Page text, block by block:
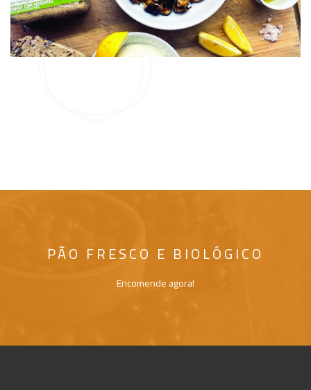
PÃO FRESCO E BIOLÓGICO
Encomende agora!